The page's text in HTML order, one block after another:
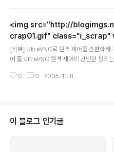
Slash (슬래시), Virgule (버귤) ＼ -
<img src="http://
crap01.gif" class="i_scrap"
5" alt="본문스크랩" /> [리뷰]
편하게!
[리뷰] UltraVNC로 원격 제어를 간편하게
어 툴 UltraVNC 원격 제어의 간단한 정의
널리 사용되고 있으며, PC 분야에서도 이러
는 Server 컴퓨터에서 원격 접속한 컴퓨터
송해주는 것은 물론 제어할 수 있는 기능도
0 0 2006. 11. 8.
이 블로그 인기글